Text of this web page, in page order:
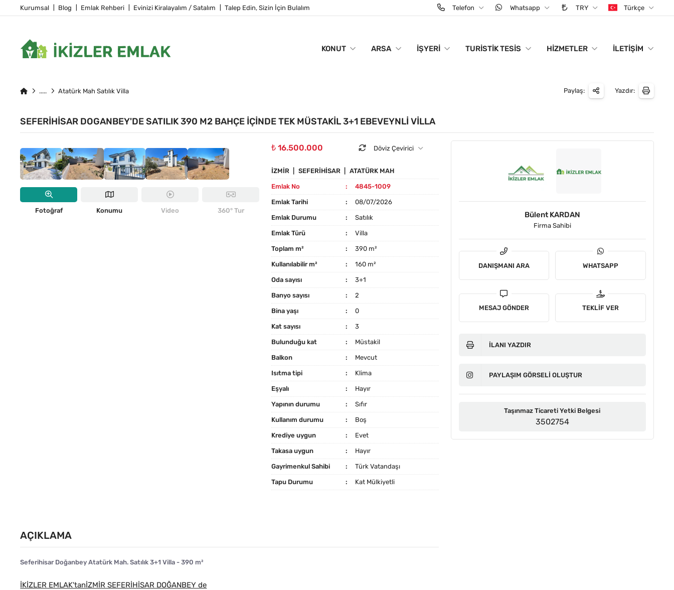
Kurumsal Blog Emlak Rehberi Evinizi Kiralayalım / Satalım Talep Edin, Sizin İçin Bulalım Telefon Whatsapp TRY Türkçe
KONUT ARSA İŞYERI TURISTIK TESIS HIZMETLER İLETIŞIM
Atatürk Mah Satılık Villa Paylaş: Yazdır:
SEFERIHISAR DOGANBEY'DE SATILIK 390 M2 BAHÇE İÇINDE TEK MÜSTAKIL 3+1 EBEVEYNLI VILLA
ÖNE ÇIKAN
29 4845-1009
Fotoğraf Konumu Video 360° Tur
₺ 16.500.000 Döviz Çevirici
İZMIR SEFERIHISAR ATATÜRK MAH
Emlak No 4845-1009
Emlak Tarihi 08/07/2026
Emlak Durumu Satılık
Emlak Türü Villa
Toplam m² 390 m²
Kullanılabilir m² 160 m²
Oda sayısı 3+1
Banyo sayısı 2
Bina yaşı 0
Kat sayısı 3
Bulunduğu kat Müstakil
Balkon Mevcut
Isıtma tipi Klima
Eşyalı Hayır
Yapının durumu Sıfır
Kullanım durumu Boş
Krediye uygun Evet
Takasa uygun Hayır
Gayrimenkul Sahibi Türk Vatandaşı
Tapu Durumu Kat Mülkiyetli
AÇIKLAMA
Seferihisar Doğanbey Atatürk Mah. Satılık 3+1 Villa - 390 m²
İKİZLER EMLAK'tanİZMİR SEFERİHİSAR DOĞANBEY de
Bülent KARDAN
Firma Sahibi
DANIŞMANI ARA WHATSAPP
MESAJ GÖNDER TEKLIF VER
İLANI YAZDIR
PAYLAŞIM GÖRSELI OLUŞTUR
Taşınmaz Ticareti Yetki Belgesi
3502754